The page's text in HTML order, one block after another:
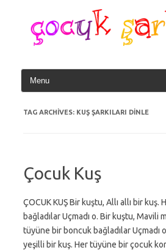
content
TAG ARCHIVES: KUŞ ŞARKILARI DINLE
Çocuk Kuş
ÇOCUK KUŞ Bir kuştu, Allı allı bir
bağladılar Uçmadı o. Bir kuştu, Mavili
tüyüne bir boncuk bağladılar Uçmadı
yeşilli bir kuş. Her tüyüne bir çocuk